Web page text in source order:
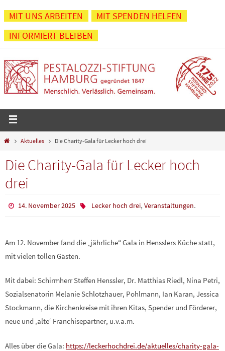
Zum
Inhalt
springen
MIT UNS ARBEITEN
MIT SPENDEN HELFEN
INFORMIERT BLEIBEN
StartAktuelles Die Charity-Gala für Lecker hoch drei
Die Charity-Gala für Lecker hoch
drei
14. November 2025 Lecker hoch drei, Veranstaltungen.
Am 12. November fand die „jährliche“ Gala in Hensslers Küche statt,
mit vielen tollen Gästen.
Mit dabei: Schirmherr Steffen Henssler, Dr. Matthias Riedl, Nina Petri,
Sozialsenatorin Melanie Schlotzhauer, Pohlmann, Ian Karan, Jessica
Stockmann, die Kirchenkreise mit ihren Kitas, Spender und Förderer,
neue und ‚alte‘ Franchisepartner, u.v.a.m.
Alles über die Gala: https://leckerhochdrei.de/aktuelles/charity-gala-